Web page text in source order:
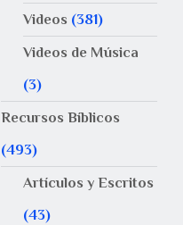
Videos (381)
Videos de Música
(3)
Recursos Bíblicos
(493)
Artículos y Escritos
(43)